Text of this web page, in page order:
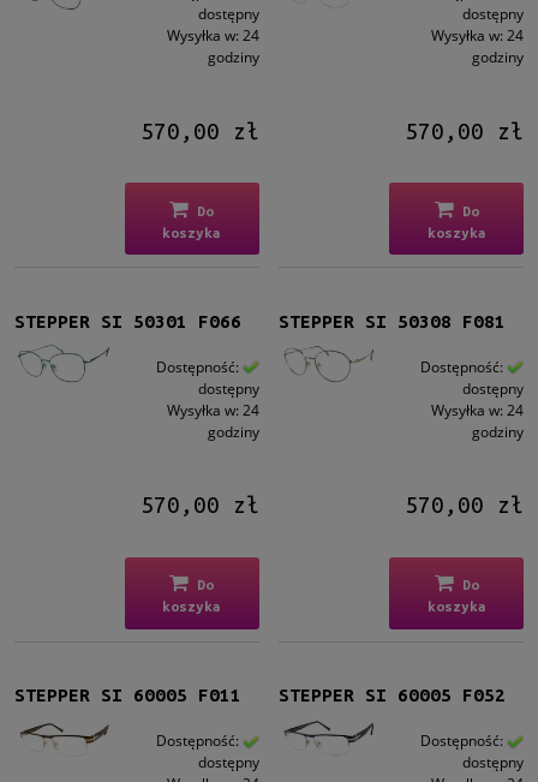
dostępny
Wysyłka w: 24
godziny
570,00 zł
Do
koszyka
dostępny
Wysyłka w: 24
godziny
570,00 zł
Do
koszyka
STEPPER SI 50301 F066
Dostępność:
dostępny
Wysyłka w: 24
godziny
570,00 zł
Do
koszyka
STEPPER SI 50308 F081
Dostępność:
dostępny
Wysyłka w: 24
godziny
570,00 zł
Do
koszyka
STEPPER SI 60005 F011
Dostępność:
dostępny
STEPPER SI 60005 F052
Dostępność:
dostępny